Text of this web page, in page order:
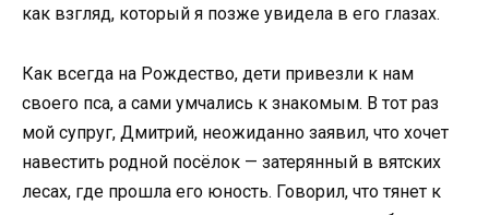
как взгляд, который я позже увидела в его глазах.
Как всегда на Рождество, дети привезли к нам
своего пса, а сами умчались к знакомым. В тот раз
мой супруг, Дмитрий, неожиданно заявил, что хочет
навестить родной посёлок — затерянный в вятских
лесах, где прошла его юность. Говорил, что тянет к